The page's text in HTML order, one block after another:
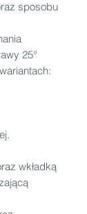
sposobu
25°
wkładką